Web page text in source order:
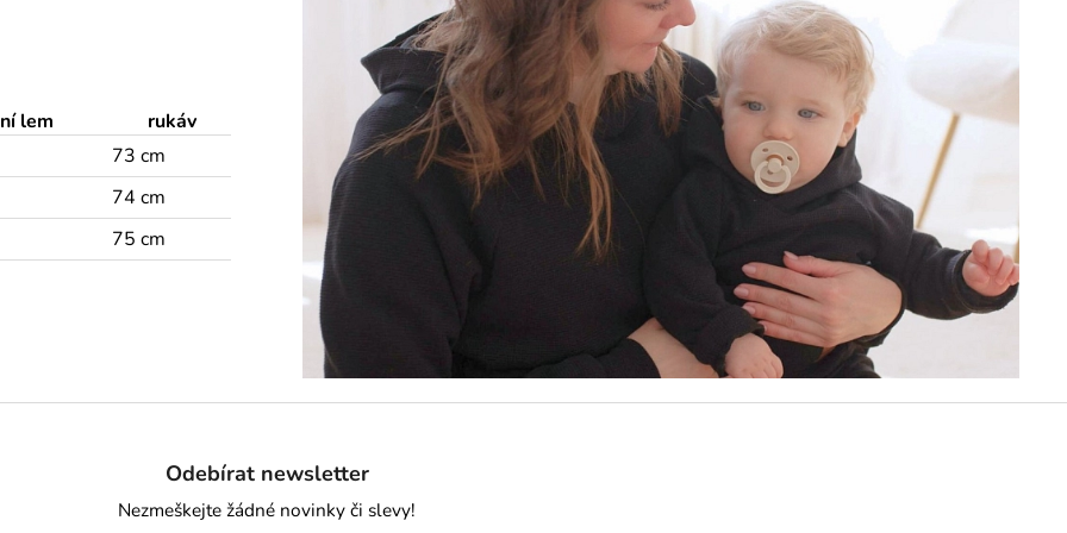
lem
rukáv
73 cm
74 cm
75 cm
Odebírat newsletter
Nezmeškejte žádné novinky či slevy!